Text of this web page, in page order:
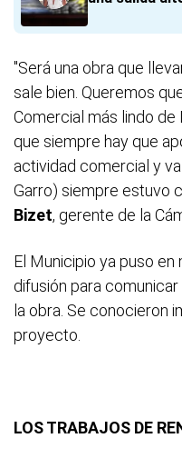
"Será una obra que
sale bien. Queremos
Comercial más lindo
que siempre hay que
actividad comercial y
Garro) siempre estuvo
Bizet, gerente de la
El Municipio ya puso
difusión para
la obra. Se conocieron
proyecto.
LOS TRABAJOS DE